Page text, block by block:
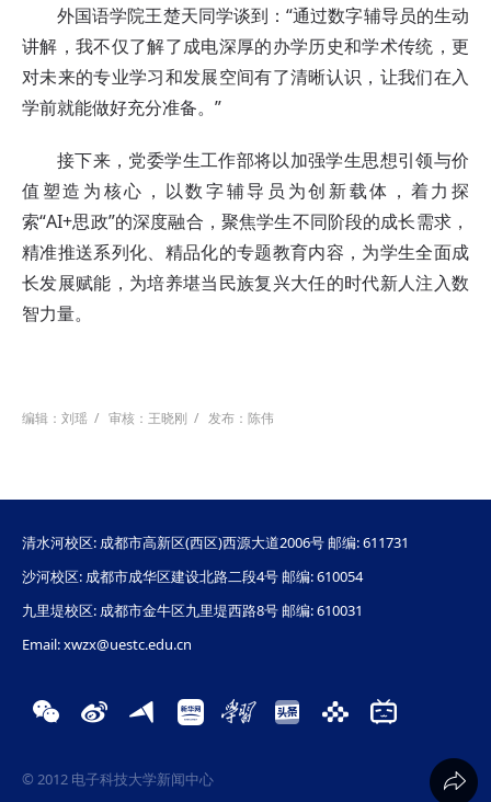
外国语学院王楚天同学谈到：“通过数字辅导员的生动
讲解，我不仅了解了成电深厚的办学历史和学术传统，更
对未来的专业学习和发展空间有了清晰认识，让我们在入
学前就能做好充分准备。”
接下来，党委学生工作部将以加强学生思想引领与价
值塑造为核心，以数字辅导员为创新载体，着力探
索“AI+思政”的深度融合，聚焦学生不同阶段的成长需求，
精准推送系列化、精品化的专题教育内容，为学生全面成
长发展赋能，为培养堪当民族复兴大任的时代新人注入数
智力量。
编辑：刘瑶 / 审核：王晓刚 / 发布：陈伟
清水河校区: 成都市高新区(西区)西源大道2006号 邮编: 611731
沙河校区: 成都市成华区建设北路二段4号 邮编: 610054
九里堤校区: 成都市金牛区九里堤西路8号 邮编: 610031
Email: xwzx@uestc.edu.cn
© 2012 电子科技大学新闻中心